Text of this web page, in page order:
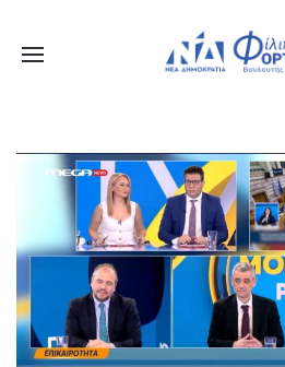
Ενημερωθείτε Πρώτοι
για τις δράσεις του